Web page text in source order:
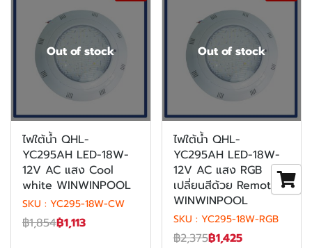
Out of stock
ไฟใต้น้ำ QHL-
YC295AH LED-18W-
12V AC แสง Cool
white WINWINPOOL
SKU : YC295-18W-CW
฿1,854฿1,113
Out of stock
ไฟใต้น้ำ QHL-
YC295AH LED-18W-
12V AC แสง RGB
เปลี่ยนสีด้วย Remote
WINWINPOOL
SKU : YC295-18W-RGB
฿2,375฿1,425